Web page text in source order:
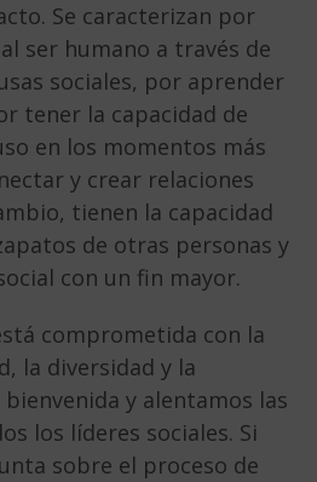
Se caracterizan por
ser humano a través de
sociales, por aprender
tener la capacidad de
en los momentos más
y crear relaciones
tienen la capacidad
de otras personas y
con un fin mayor.
comprometida con la
la diversidad y la
y alentamos las
los líderes sociales. Si
sobre el proceso de